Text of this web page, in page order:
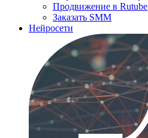
Продвижение в Rutube
Заказать SMM
Нейросети